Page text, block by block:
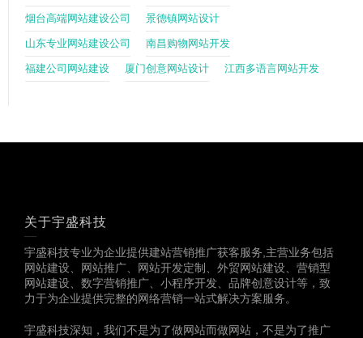
烟台高端网站建设公司 景德镇网站设计
山东专业网站建设公司 南昌购物网站开发
福建公司网站建设 厦门创意网站设计 江西多语言网站开发
关于宇盛科技
宇盛科技专业为企业提供建站营销推广获客服务,主营业务包括
网站建设、网站推广、网站开发定制、外贸网站建设、营销型
网站建设、数字营销推广、小程序开发、品牌创意设计等，致
力于为企业提供完整的网络营销一站式解决方案服务。
宇盛科技深知，我们不是为了做网站而做网站，不是为了推广